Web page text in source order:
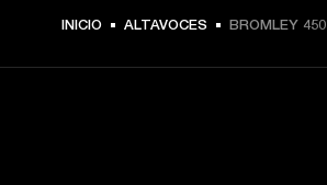
MEX$ 14,449 -
INICIO ALTAVOCES BROMLEY 450